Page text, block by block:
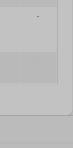
-
-